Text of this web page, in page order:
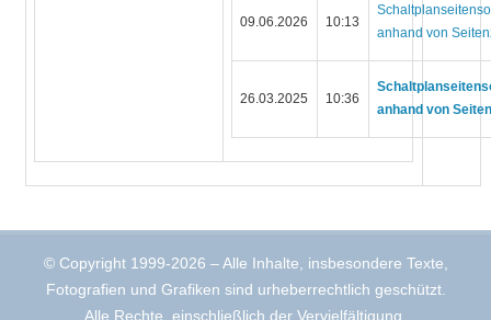
09.06.2026 10:13
anhand von
26.03.2025 10:36
anhand von
© Copyright 1999-2026 – Alle Inhalte, insbesondere Texte,
Fotografien und Grafiken sind urheberrechtlich geschützt.
Alle Rechte, einschließlich der Vervielfältigung,